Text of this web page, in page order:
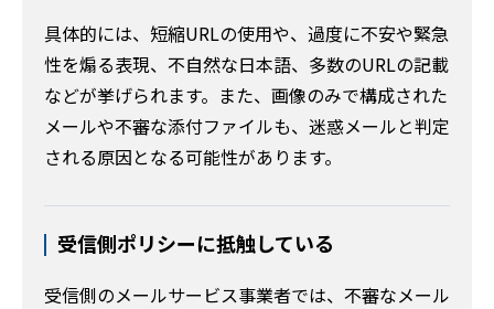
具体的には、短縮URLの使用や、過度に不安や緊急
性を煽る表現、不自然な日本語、多数のURLの記載
などが挙げられます。また、画像のみで構成された
メールや不審な添付ファイルも、迷惑メールと判定
される原因となる可能性があります。
受信側ポリシーに抵触している
受信側のメールサービス事業者では、不審なメール